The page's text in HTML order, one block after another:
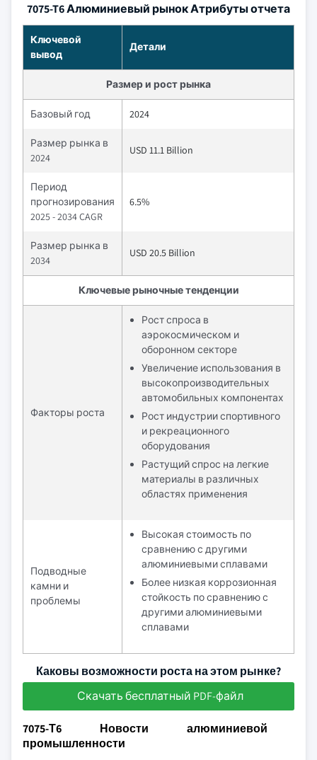
7075-T6 Алюминиевый рынок Атрибуты отчета
Ключевой
вывод
Детали
Размер и рост рынка
Базовый год 2024
Размер рынка в
2024
USD 11.1 Billion
Период
прогнозирования
2025 - 2034 CAGR
6.5%
Размер рынка в
2034
USD 20.5 Billion
Ключевые рыночные тенденции
Факторы роста
Рост спроса в
аэрокосмическом и
оборонном секторе
Увеличение использования в
высокопроизводительных
автомобильных компонентах
Рост индустрии спортивного
и рекреационного
оборудования
Растущий спрос на легкие
материалы в различных
областях применения
Подводные
камни и
проблемы
Высокая стоимость по
сравнению с другими
алюминиевыми сплавами
Более низкая коррозионная
стойкость по сравнению с
другими алюминиевыми
сплавами
Каковы возможности роста на этом рынке?
Скачать бесплатный PDF-файл
7075-Т6 Новости алюминиевой
промышленности